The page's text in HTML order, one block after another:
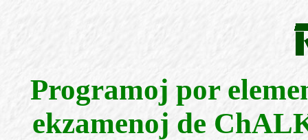
Programoj por
ekzamenoj de